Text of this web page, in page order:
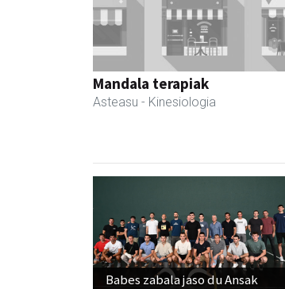
Mandala terapiak
Asteasu - Kinesiologia
Babes zabala jaso du Ansak